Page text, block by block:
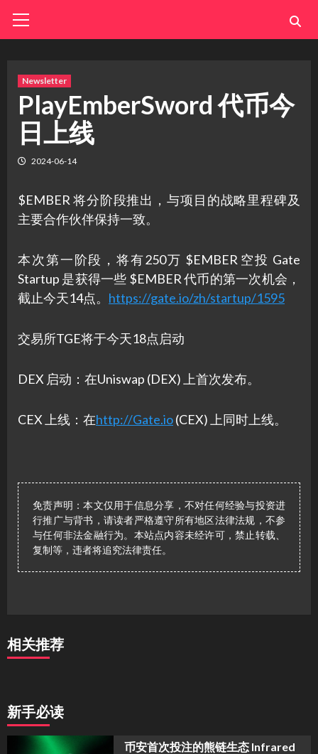
Menu
Newsletter
PlayEmberSword 代币今
日上线
2024-06-14
$EMBER 将分阶段推出，与项目的战略里程碑及
主要合作伙伴保持一致。
本次第一阶段，将有250万 $EMBER 空投 Gate
Startup 是获得一些 $EMBER 代币的第一次机会，
截止今天14点。 https://gate.io/zh/startup/1595
交易所TGE将于今天18点启动
DEX 启动：在Uniswap (DEX) 上首次发布。
CEX 上线：在http://Gate.io(CEX) 上同时上线。
免责声明：本文仅用于信息分享，不对任何经验与投资进
行推广与背书，请读者严格遵守所有地区法律法规，不参
与任何非法金融行为。本站点内容未经许可，禁止转载、
复制等，违者将追究法律责任。
相关推荐
新手必读
币安首次投注的熊链生态 Infrared